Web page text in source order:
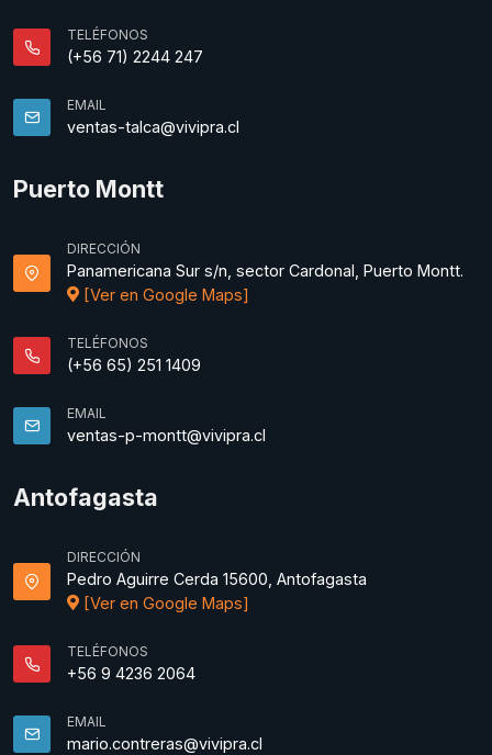
TELÉFONOS
(+56 71) 2244 247
EMAIL
ventas-talca@vivipra.cl
Puerto Montt
DIRECCIÓN
Panamericana Sur s/n, sector Cardonal, Puerto Montt.
[Ver en Google Maps]
TELÉFONOS
(+56 65) 251 1409
EMAIL
ventas-p-montt@vivipra.cl
Antofagasta
DIRECCIÓN
Pedro Aguirre Cerda 15600, Antofagasta
[Ver en Google Maps]
TELÉFONOS
+56 9 4236 2064
EMAIL
mario.contreras@vivipra.cl